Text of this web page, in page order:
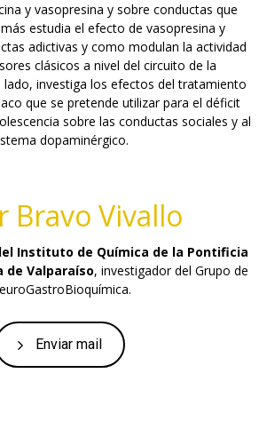
y vasopresina y sobre conductas que
estudia el efecto de vasopresina y
adictivas y como modulan la actividad
clásicos a nivel del circuito de la
investiga los efectos del tratamiento
que se pretende utilizar para el déficit
sobre las conductas sociales y al
dopaminérgico.
Bravo Vivallo
Instituto de Química de la Pontificia
de Valparaíso, investigador del Grupo de
Enviar mail